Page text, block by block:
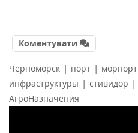
Коментувати
Черноморск | порт | морпорт
инфраструктуры | стивидор |
АгроНазначения